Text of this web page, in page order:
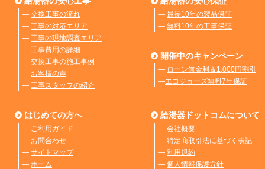
― 交換工事の流れ
― 工事の対応エリア
― 工事の現地調査エリア
― 工事費用の詳細
― 交換工事の施工事例
― お客様の声
― 工事スタッフの紹介
― 最長10年の製品保証
― 無料10年の工事保証
開催中のキャンペーン
― ローン無金利＆1,000円割引
―エコジョーズ無料7年保証
はじめての方へ
― ご利用ガイド
― お問合わせ
― サイトマップ
― ホーム
給湯器ドットコムについて
― 会社概要
― 特定商取引法に基づく表記
― 利用規約
― 個人情報保護方針